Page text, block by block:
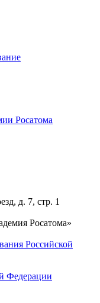
Росатома
д. 7, стр. 1
Росатома»
Российской
Федерации